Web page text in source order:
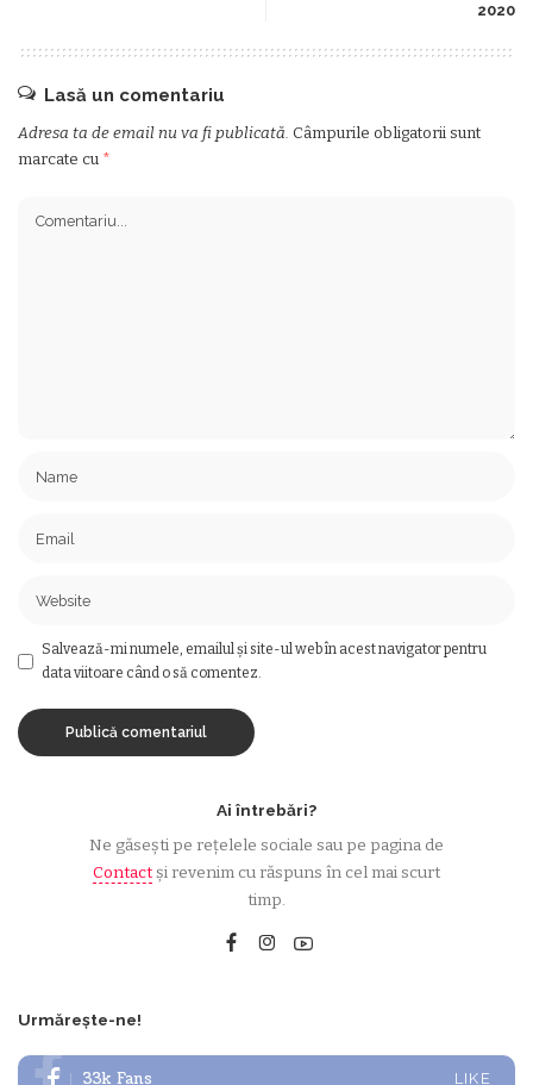
2020
Lasă un comentariu
Adresa ta de email nu va fi publicată. Câmpurile obligatorii sunt
marcate cu *
Salvează-mi numele, emailul și site-ul web în acest navigator pentru
data viitoare când o să comentez.
Ai întrebări?
Ne găsești pe rețelele sociale sau pe pagina de
Contactși revenim cu răspuns în cel mai scurt
timp.
Urmărește-ne!
33k Fans LIKE